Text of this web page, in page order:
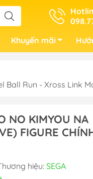
Khuyến mãi
Run - Xross Link
NO KIMYOU NA
FIGURE
hiệu: SEGA